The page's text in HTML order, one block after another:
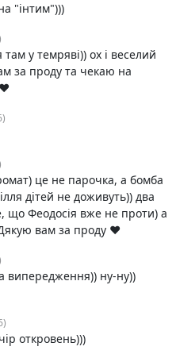
"інтим")))
у темряві)) ох і веселий
за проду та чекаю на
♥️
це не парочка, а бомба
дітей не доживуть)) два
що Феодосія вже не проти) а
вам за проду ♥️
випередження)) ну-ну))
откровень)))